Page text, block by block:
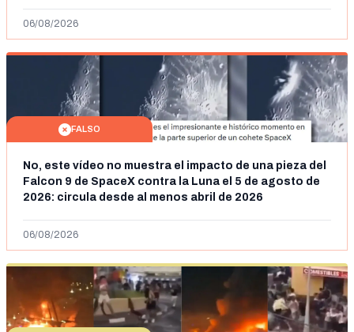
06/08/2026
FALSO
No, este vídeo no muestra el impacto de una pieza del
Falcon 9 de SpaceX contra la Luna el 5 de agosto de
2026: circula desde al menos abril de 2026
06/08/2026